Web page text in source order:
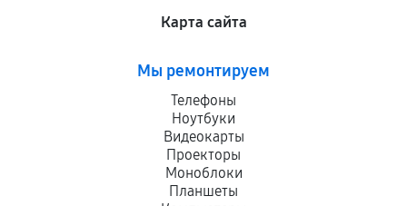
Карта сайта
Мы ремонтируем
Телефоны
Ноутбуки
Видеокарты
Проекторы
Моноблоки
Планшеты